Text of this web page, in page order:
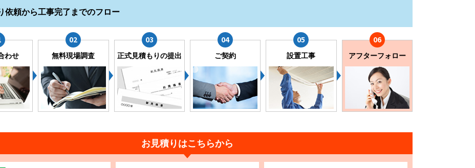
依頼から工事完了までのフロー
わせ 無料現場調査 正式見積もりの提出 ご契約 設置工事 アフターフォロー
お見積りはこちらから